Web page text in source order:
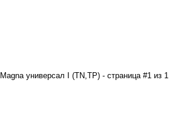
универсал I (TN,TP) - страница #1 из 1